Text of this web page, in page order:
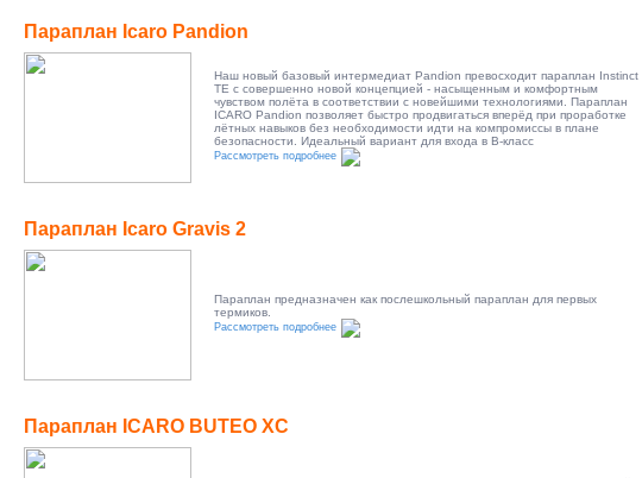
Параплан Icaro Pandion
Наш новый базовый интермедиат Pandion превосходит параплан Instinct
TE с совершенно новой концепцией - насыщенным и комфортным
чувством полёта в соответствии с новейшими технологиями. Параплан
ICARO Pandion позволяет быстро продвигаться вперёд при проработке
лётных навыков без необходимости идти на компромиссы в плане
безопасности. Идеальный вариант для входа в В-класс
Рассмотреть подробнее
Параплан Icaro Gravis 2
Параплан предназначен как послешкольный параплан для первых
термиков.
Рассмотреть подробнее
Параплан ICARO BUTEO XC